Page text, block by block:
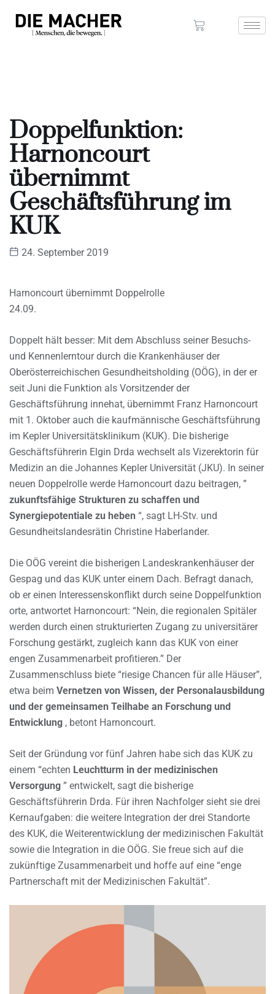
Doppelfunktion:
Harnoncourt
übernimmt
Geschäftsführung im
KUK
24. September 2019
Harnoncourt übernimmt Doppelrolle
24.09.
Doppelt hält besser: Mit dem Abschluss seiner Besuchs-
und Kennenlerntour durch die Krankenhäuser der
Oberösterreichischen Gesundheitsholding (OÖG), in der er
seit Juni die Funktion als Vorsitzender der
Geschäftsführung innehat, übernimmt Franz Harnoncourt
mit 1. Oktober auch die kaufmännische Geschäftsführung
im Kepler Universitätsklinikum (KUK). Die bisherige
Geschäftsführerin Elgin Drda wechselt als Vizerektorin für
Medizin an die Johannes Kepler Universität (JKU). In seiner
neuen Doppelrolle werde Harnoncourt dazu beitragen, ”
zukunftsfähige Strukturen zu schaffen und
Synergiepotentiale zu heben “, sagt LH-Stv. und
Gesundheitslandesrätin Christine Haberlander.
Die OÖG vereint die bisherigen Landeskrankenhäuser der
Gespag und das KUK unter einem Dach. Befragt danach,
ob er einen Interessenskonflikt durch seine Doppelfunktion
orte, antwortet Harnoncourt: “Nein, die regionalen Spitäler
werden durch einen strukturierten Zugang zu universitärer
Forschung gestärkt, zugleich kann das KUK von einer
engen Zusammenarbeit profitieren.” Der
Zusammenschluss biete “riesige Chancen für alle Häuser”,
etwa beim Vernetzen von Wissen, der Personalausbildung
und der gemeinsamen Teilhabe an Forschung und
Entwicklung , betont Harnoncourt.
Seit der Gründung vor fünf Jahren habe sich das KUK zu
einem “echten Leuchtturm in der medizinischen
Versorgung ” entwickelt, sagt die bisherige
Geschäftsführerin Drda. Für ihren Nachfolger sieht sie drei
Kernaufgaben: die weitere Integration der drei Standorte
des KUK, die Weiterentwicklung der medizinischen Fakultät
sowie die Integration in die OÖG. Sie freue sich auf die
zukünftige Zusammenarbeit und hoffe auf eine “enge
Partnerschaft mit der Medizinischen Fakultät”.